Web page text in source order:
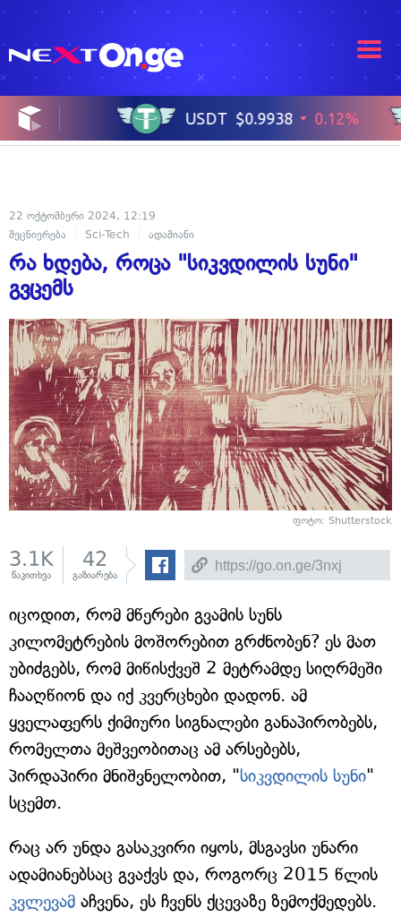
22 ოქტომბერი 2024, 12:19
მეცნიერება
Sci-Tech ადამიანი
რა ხდება, როცა "სიკვდილის სუნი"
გვცემს
ფოტო: Shutterstock
3.1K
წაკითხვა
42
გაზიარება
იცოდით, რომ მწერები გვამის სუნს
კილომეტრების მოშორებით გრძნობენ? ეს მათ
უბიძგებს, რომ მიწისქვეშ 2 მეტრამდე სიღრმეში
ჩააღწიონ და იქ კვერცხები დადონ. ამ
ყველაფერს ქიმიური სიგნალები განაპირობებს,
რომელთა მეშვეობითაც ამ არსებებს,
პირდაპირი მნიშვნელობით, "სიკვდილის სუნი"
სცემთ.
რაც არ უნდა გასაკვირი იყოს, მსგავსი უნარი
ადამიანებსაც გვაქვს და, როგორც 2015 წლის
კვლევამ აჩვენა, ეს ჩვენს ქცევაზე ზემოქმედებს.